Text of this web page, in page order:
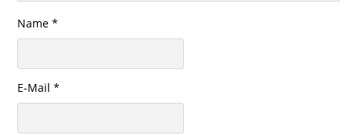
Name*
E-Mail*